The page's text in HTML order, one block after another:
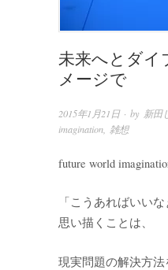
未来へとダイ
メージで
2015年1月21日· by 新田
imagination 雑想
future world
「こうあればいい
思い描くことは、
現実問題の解決方